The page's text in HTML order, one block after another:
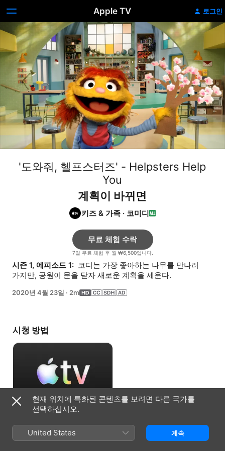
Apple TV 로그인
'도와줘, 헬프스터즈' - Helpsters Help
You
계획이 바뀌면
키즈 & 가족 · 코미디
7일 무료 체험 후 월 ₩6,500입니다.
무료 체험 수락
시즌 1, 에피소드 1: 코디는 가장 좋아하는 나무를 만나러
가지만, 공원이 문을 닫자 새로운 계획을 세운다.
2020년 4월 23일 · 2m
시청 방법
현재 위치에 특화된 콘텐츠를 보려면 다른 국가를
선택하십시오.
United States 계속